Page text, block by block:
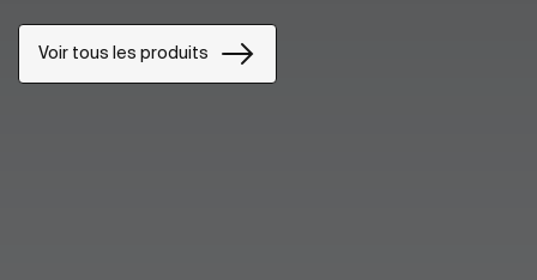
Voir tous les produits